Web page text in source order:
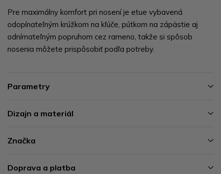
Pre maximálny komfort pri nosení je etue vybavená
odopínateľným krúžkom na kľúče, pútkom na zápästie aj
odnímateľným popruhom cez rameno, takže si spôsob
nosenia môžete prispôsobiť podľa potreby.
Parametry
Dizajn a materiál
Značka
Doprava a platba